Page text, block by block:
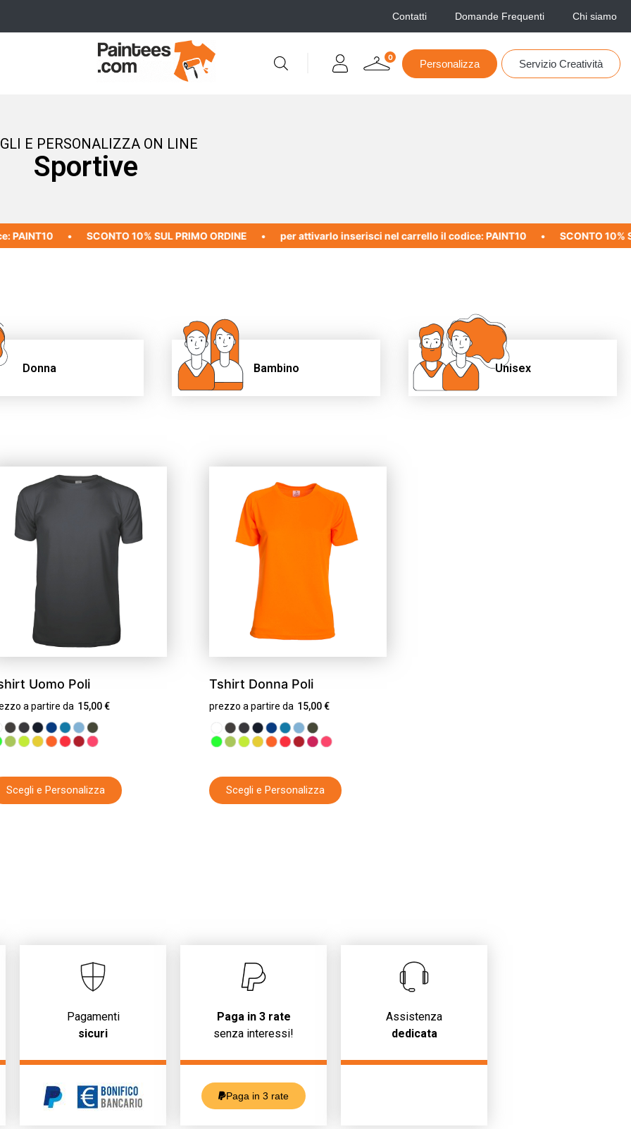
Contatti Domande Frequenti Chi siamo
0
Personalizza Servizio Creatività
E PERSONALIZZA ON LINE
Sportive
SCONTO 10% SUL PRIMO ORDINE per attivarlo inserisci nel carrello il codice: PAINT10 SCONTO 10%
Donna Bambino Unisex
Uomo Poli
a partire da 15,00€
Scegli e Personalizza
Tshirt Donna Poli
prezzo a partire da 15,00€
Scegli e Personalizza
Pagamenti
sicuri
Paga in 3 rate
senza interessi!
Paga in 3 rate
Assistenza
dedicata